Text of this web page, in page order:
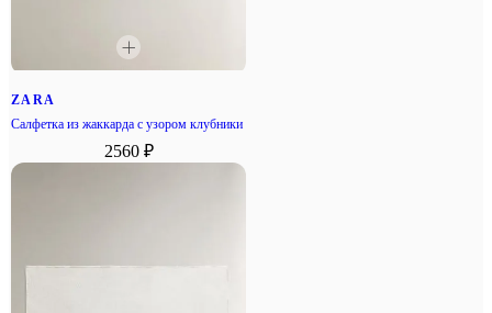
ZARA
Салфетка из жаккарда с узором клубники
2560 ₽